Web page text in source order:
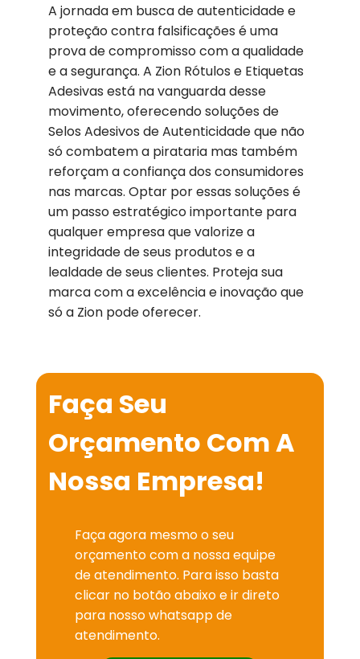
A jornada em busca de autenticidade e
proteção contra falsificações é uma
prova de compromisso com a qualidade
e a segurança. A Zion Rótulos e Etiquetas
Adesivas está na vanguarda desse
movimento, oferecendo soluções de
Selos Adesivos de Autenticidade que não
só combatem a pirataria mas também
reforçam a confiança dos consumidores
nas marcas. Optar por essas soluções é
um passo estratégico importante para
qualquer empresa que valorize a
integridade de seus produtos e a
lealdade de seus clientes. Proteja sua
marca com a excelência e inovação que
só a Zion pode oferecer.
Faça Seu
Orçamento Com A
Nossa Empresa!
Faça agora mesmo o seu
orçamento com a nossa equipe
de atendimento. Para isso basta
clicar no botão abaixo e ir direto
para nosso whatsapp de
atendimento.